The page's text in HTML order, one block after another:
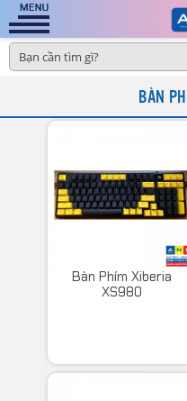
BÀN
Bàn Phím Xiberia
XS980